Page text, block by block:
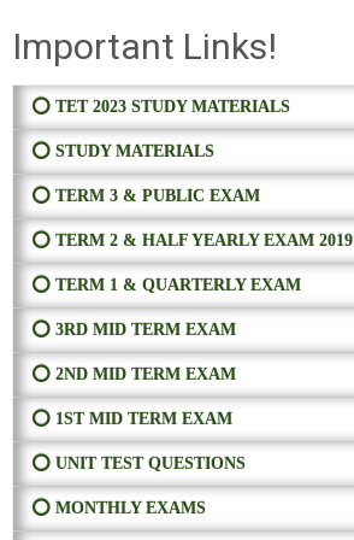
Important Links!
⭕ TET 2023 STUDY MATERIALS
⭕ STUDY MATERIALS
⭕ TERM 3 & PUBLIC EXAM
⭕ TERM 2 & HALF YEARLY EXAM 2019
⭕ TERM 1 & QUARTERLY EXAM
⭕ 3RD MID TERM EXAM
⭕ 2ND MID TERM EXAM
⭕ 1ST MID TERM EXAM
⭕ UNIT TEST QUESTIONS
⭕ MONTHLY EXAMS